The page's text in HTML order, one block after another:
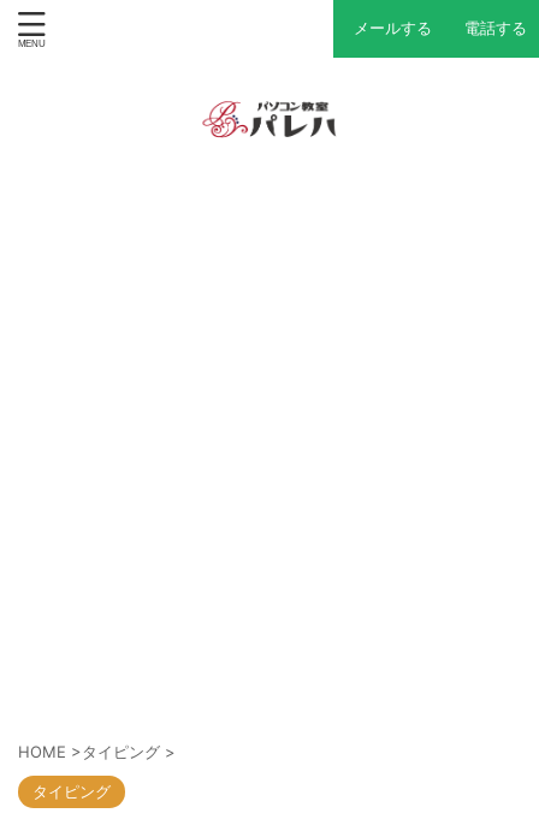
メールする 電話する
HOME >タイピング >
タイピング